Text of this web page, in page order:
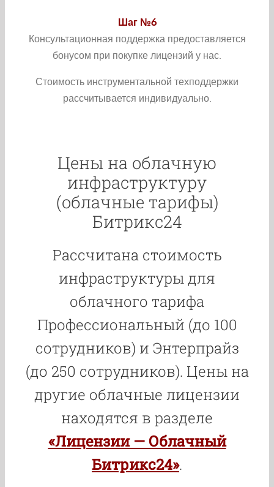
Шаг №6
Консультационная поддержка предоставляется
бонусом при покупке лицензий у нас.
Стоимость инструментальной техподдержки
рассчитывается индивидуально.
Цены на облачную
инфраструктуру
(облачные тарифы)
Битрикс24
Рассчитана стоимость
инфраструктуры для
облачного тарифа
Профессиональный (до 100
сотрудников) и Энтерпрайз
(до 250 сотрудников). Цены на
другие облачные лицензии
находятся в разделе
«Лицензии — Облачный
Битрикс24».